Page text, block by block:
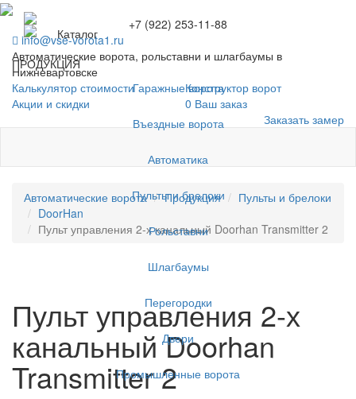
Каталог
ПРОДУКЦИЯ
Гаражные ворота
Въездные ворота
Автоматика
Пульты и брелоки
Рольставни
Шлагбаумы
Перегородки
Двери
Промышленные ворота
+7 (922) 253-11-88
info@vse-vorota1.ru
Автоматические ворота, рольставни и шлагбаумы в
Нижневартовске
Калькулятор стоимости
Конструктор ворот
Акции и скидки
0 Ваш заказ
Заказать замер
Автоматические ворота Продукция
Пульты и брелоки
DoorHan
Пульт управления 2-х канальный Doorhan Transmitter 2
Пульт управления 2-х
канальный Doorhan
Transmitter 2